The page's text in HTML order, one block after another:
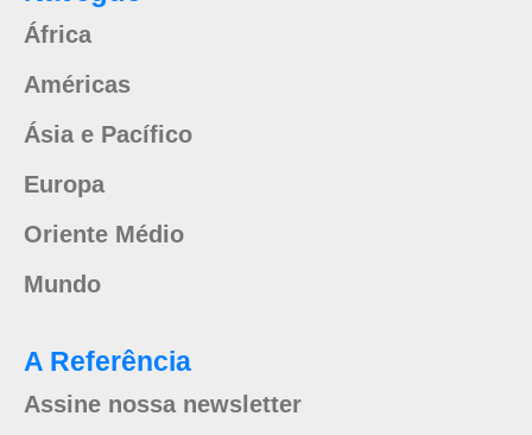
África
Américas
Ásia e Pacífico
Europa
Oriente Médio
Mundo
A Referência
Assine nossa newsletter